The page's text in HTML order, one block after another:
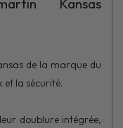
Kansas
de la marque du
et la sécurité.
doublure intégrée,